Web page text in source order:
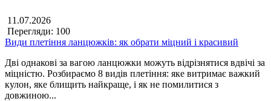
11.07.2026
Перегляди: 100
Види плетіння ланцюжків: як обрати міцний і красивий
Дві однакові за вагою ланцюжки можуть відрізнятися вдвічі за
міцністю. Розбираємо 8 видів плетіння: яке витримає важкий
кулон, яке блищить найкраще, і як не помилитися з
довжиною...